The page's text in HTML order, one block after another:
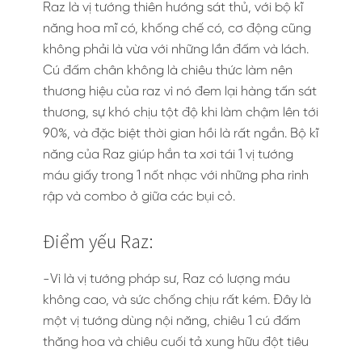
Raz là vị tướng thiên hướng sát thủ, với bộ kĩ
năng hoa mĩ có, khống chế có, cơ động cũng
không phải là vừa với những lần đấm và lách.
Cú đấm chân không là chiêu thức làm nên
thương hiệu của raz vì nó đem lại hàng tấn sát
thương, sự khó chịu tột độ khi làm chậm lên tới
90%, và đặc biệt thời gian hồi là rất ngắn. Bộ kĩ
năng của Raz giúp hắn ta xơi tái 1 vị tướng
máu giấy trong 1 nốt nhạc với những pha rình
rập và combo ở giữa các bụi cỏ.
Điểm yếu Raz:
-Vì là vị tướng pháp sư, Raz có lượng máu
không cao, và sức chống chịu rất kém. Đây là
một vị tướng dùng nội năng, chiêu 1 cú đấm
thăng hoa và chiêu cuối tả xung hữu đột tiêu